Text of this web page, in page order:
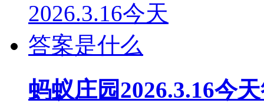
蚂蚁庄园2026.3.16今